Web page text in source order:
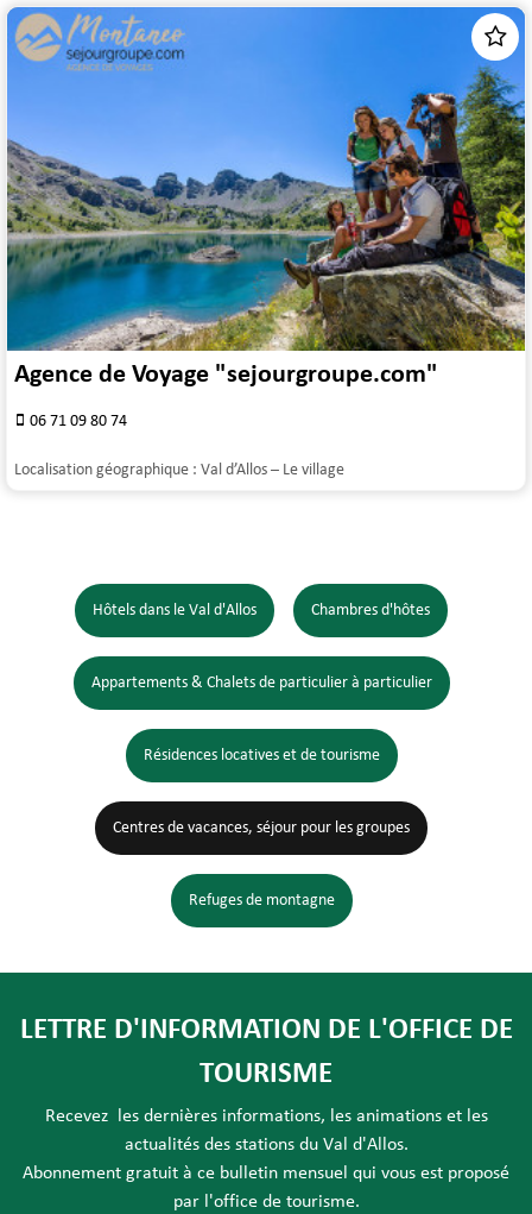
Agence de Voyage "sejourgroupe.com"
06 71 09 80 74
Localisation géographique : Val d’Allos – Le village
Hôtels dans le Val d'Allos Chambres d'hôtes
Appartements & Chalets de particulier à particulier
Résidences locatives et de tourisme
Centres de vacances, séjour pour les groupes
Refuges de montagne
LETTRE D'INFORMATION DE L'OFFICE DE
TOURISME
Recevez les dernières informations, les animations et les
actualités des stations du Val d'Allos.
Abonnement gratuit à ce bulletin mensuel qui vous est proposé
par l'office de tourisme.